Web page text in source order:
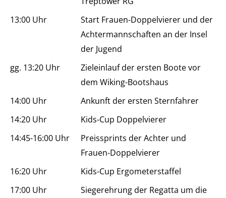
13:00 Uhr
Start Frauen-Doppelvierer und der
Achtermannschaften an der Insel
der Jugend
gg. 13:20 Uhr
Zieleinlauf der ersten Boote vor
dem Wiking-Bootshaus
14:00 Uhr
Ankunft der ersten Sternfahrer
14:20 Uhr
Kids-Cup Doppelvierer
14:45-16:00 Uhr
Preissprints der Achter und
Frauen-Doppelvierer
16:20 Uhr
Kids-Cup Ergometerstaffel
17:00 Uhr
Siegerehrung der Regatta um die